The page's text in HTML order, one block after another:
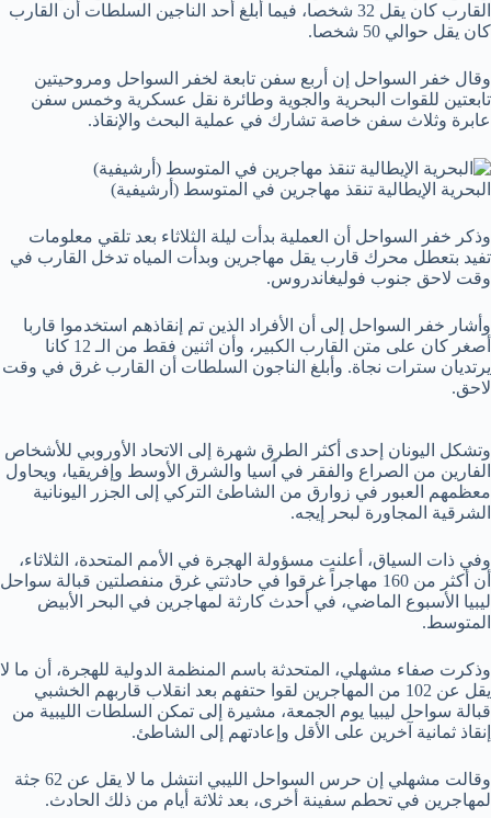
القارب كان يقل 32 شخصا، فيما أبلغ أحد الناجين السلطات أن القارب
كان يقل حوالي 50 شخصا.
وقال خفر السواحل إن أربع سفن تابعة لخفر السواحل ومروحيتين
تابعتين للقوات البحرية والجوية وطائرة نقل عسكرية وخمس سفن
عابرة وثلاث سفن خاصة تشارك في عملية البحث والإنقاذ.
البحرية الإيطالية تنقذ مهاجرين في المتوسط (أرشيفية)
وذكر خفر السواحل أن العملية بدأت ليلة الثلاثاء بعد تلقي معلومات
تفيد بتعطل محرك قارب يقل مهاجرين وبدأت المياه تدخل القارب في
وقت لاحق جنوب فوليغاندروس.
وأشار خفر السواحل إلى أن الأفراد الذين تم إنقاذهم استخدموا قاربا
أصغر كان على متن القارب الكبير، وأن اثنين فقط من الـ 12 كانا
يرتديان سترات نجاة. وأبلغ الناجون السلطات أن القارب غرق في وقت
لاحق.
وتشكل اليونان إحدى أكثر الطرق شهرة إلى الاتحاد الأوروبي للأشخاص
الفارين من الصراع والفقر في آسيا والشرق الأوسط وإفريقيا، ويحاول
معظمهم العبور في زوارق من الشاطئ التركي إلى الجزر اليونانية
الشرقية المجاورة لبحر إيجه.
وفي ذات السياق، أعلنت مسؤولة الهجرة في الأمم المتحدة، الثلاثاء،
أن أكثر من 160 مهاجراً غرقوا في حادثتي غرق منفصلتين قبالة سواحل
ليبيا الأسبوع الماضي، في أحدث كارثة لمهاجرين في البحر الأبيض
المتوسط.
وذكرت صفاء مشهلي، المتحدثة باسم المنظمة الدولية للهجرة، أن ما لا
يقل عن 102 من المهاجرين لقوا حتفهم بعد انقلاب قاربهم الخشبي
قبالة سواحل ليبيا يوم الجمعة، مشيرة إلى تمكن السلطات الليبية من
إنقاذ ثمانية آخرين على الأقل وإعادتهم إلى الشاطئ.
وقالت مشهلي إن حرس السواحل الليبي انتشل ما لا يقل عن 62 جثة
لمهاجرين في تحطم سفينة أخرى، بعد ثلاثة أيام من ذلك الحادث.